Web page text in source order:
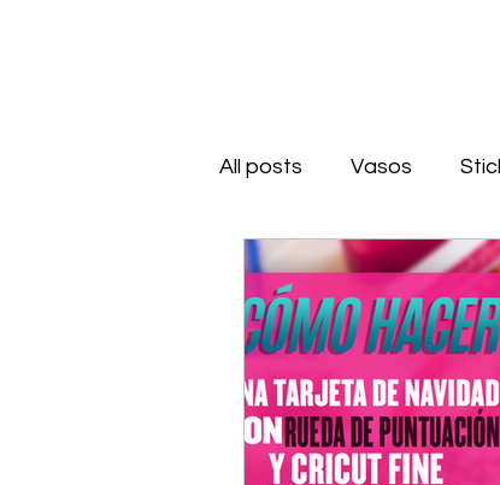
All posts Vasos
Grabado Llaveros
Acrílico Unboxing